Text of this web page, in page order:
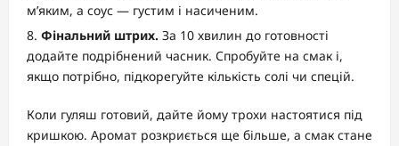
м’яким, а соус — густим і насиченим.
Фінальний штрих. За 10 хвилин до готовності
додайте подрібнений часник. Спробуйте на смак і,
якщо потрібно, підкорегуйте кількість солі чи спецій.
Коли гуляш готовий, дайте йому трохи настоятися під
кришкою. Аромат розкриється ще більше, а смак стане